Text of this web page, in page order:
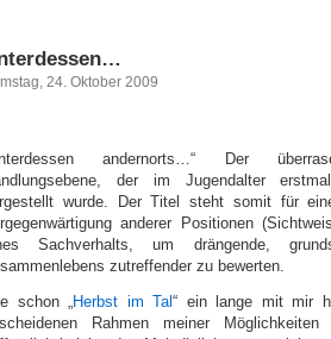
24. Oktober 2009
andernorts…“ Der
der im Jugendalter
wurde. Der Titel steht somit für
anderer Positionen
Sachverhalts, um drängende,
zutreffender zu bewerten.
schon „
Herbst im Tal “ ein lange mit mir
Rahmen meiner